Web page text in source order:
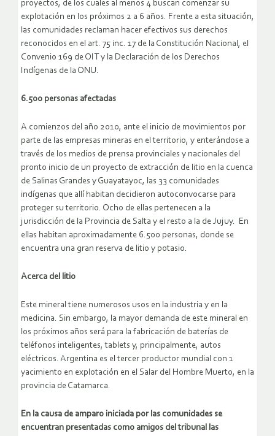
proyectos, de los cuales al menos 4 buscan comenzar su
explotación en los próximos 2 a 6 años. Frente a esta situación,
las comunidades reclaman hacer efectivos sus derechos
reconocidos en el art. 75 inc. 17 de la Constitución Nacional, el
Convenio 169 de OIT y la Declaración de los Derechos
Indígenas de la ONU.
6.500 personas afectadas
A comienzos del año 2010, ante el inicio de movimientos por
parte de las empresas mineras en el territorio, y enterándose a
través de los medios de prensa provinciales y nacionales del
pronto inicio de un proyecto de extracción de litio en la cuenca
de Salinas Grandes y Guayatayoc, las 33 comunidades
indígenas que allí habitan decidieron autoconvocarse para
proteger su territorio. Ocho de ellas pertenecen a la
jurisdicción de la Provincia de Salta y el resto a la de Jujuy. En
ellas habitan aproximadamente 6.500 personas, donde se
encuentra una gran reserva de litio y potasio.
Acerca del litio
Este mineral tiene numerosos usos en la industria y en la
medicina. Sin embargo, la mayor demanda de este mineral en
los próximos años será para la fabricación de baterías de
teléfonos inteligentes, tablets y, principalmente, autos
eléctricos. Argentina es el tercer productor mundial con 1
yacimiento en explotación en el Salar del Hombre Muerto, en la
provincia de Catamarca.
En la causa de amparo iniciada por las comunidades se
encuentran presentadas como amigos del tribunal las